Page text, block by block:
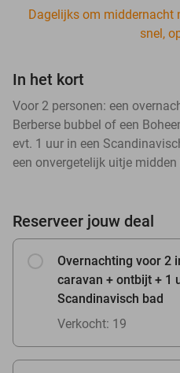
Dagelijks om middernacht
snel,
In het kort
Voor 2 personen: een
Berberse bubbel of een
evt. 1 uur in een
een onvergetelijk uitje
Reserveer jouw deal
Overnachting voor 2
caravan + ontbijt + 1
Scandinavisch bad
Verkocht: 19